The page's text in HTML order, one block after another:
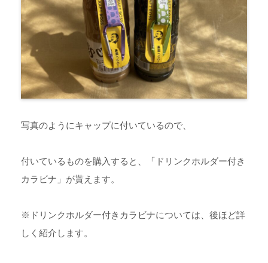
写真のようにキャップに付いているので、
付いているものを購入すると、「ドリンクホルダー付き
カラビナ」が貰えます。
※ドリンクホルダー付きカラビナについては、後ほど詳
しく紹介します。